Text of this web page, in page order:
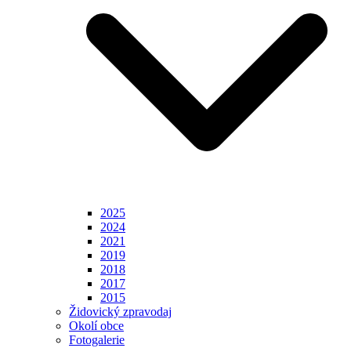
2025
2024
2021
2019
2018
2017
2015
Židovický zpravodaj
Okolí obce
Fotogalerie